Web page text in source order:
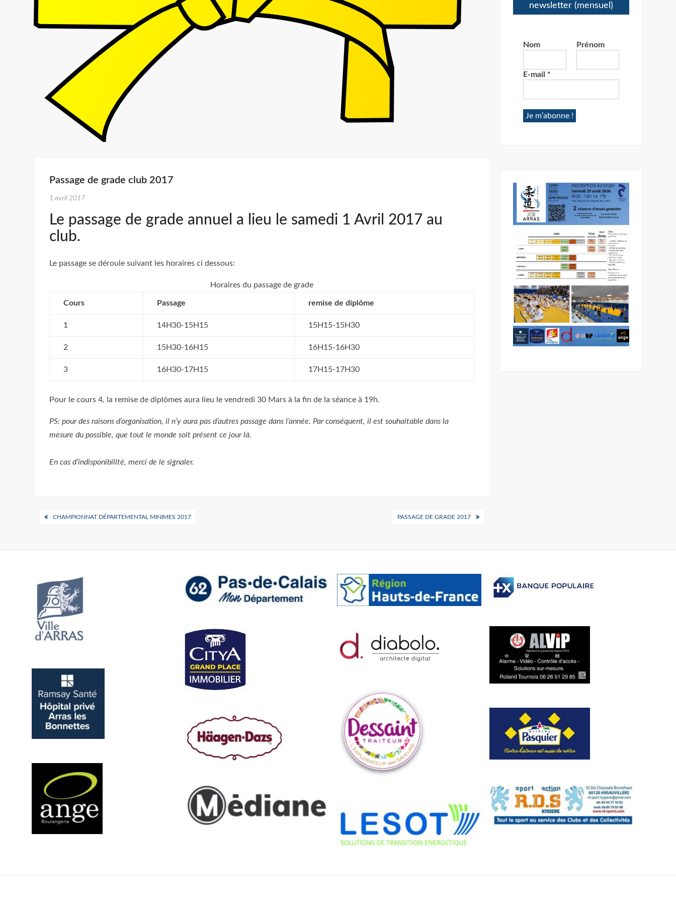
Passage de grade club 2017
1 avril 2017
Le passage de grade annuel a lieu le samedi 1 Avril 2017 au
club.
Le passage se déroule suivant les horaires ci dessous:
Horaires du passage de grade
Cours Passage remise de diplôme
1 14H30-15H15 15H15-15H30
2 15H30-16H15 16H15-16H30
3 16H30-17H15 17H15-17H30
Pour le cours 4, la remise de diplômes aura lieu le vendredi 30 Mars à la fin de la séance à 19h.
PS: pour des raisons d’organisation, il n’y aura pas d’autres passage dans l’année. Par conséquent, il est souhaitable dans la
mesure du possible, que tout le monde soit présent ce jour là.
En cas d’indisponibilité, merci de le signaler.
Navigation
CHAMPIONNAT DÉPARTEMENTAL MINIMES 2017 PASSAGE DE GRADE 2017
newsletter (mensuel)
Nom Prénom
E-mail *